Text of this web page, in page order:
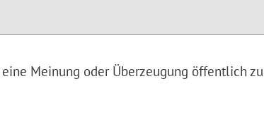
Meinung oder Überzeugung öffentlich zu